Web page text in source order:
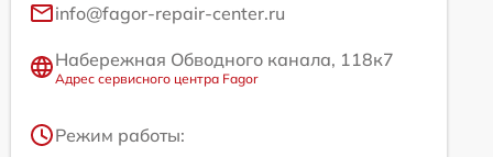
info@fagor-repair-center.ru
Набережная Обводного канала, 118к7
Адрес сервисного центра Fagor
Режим работы: